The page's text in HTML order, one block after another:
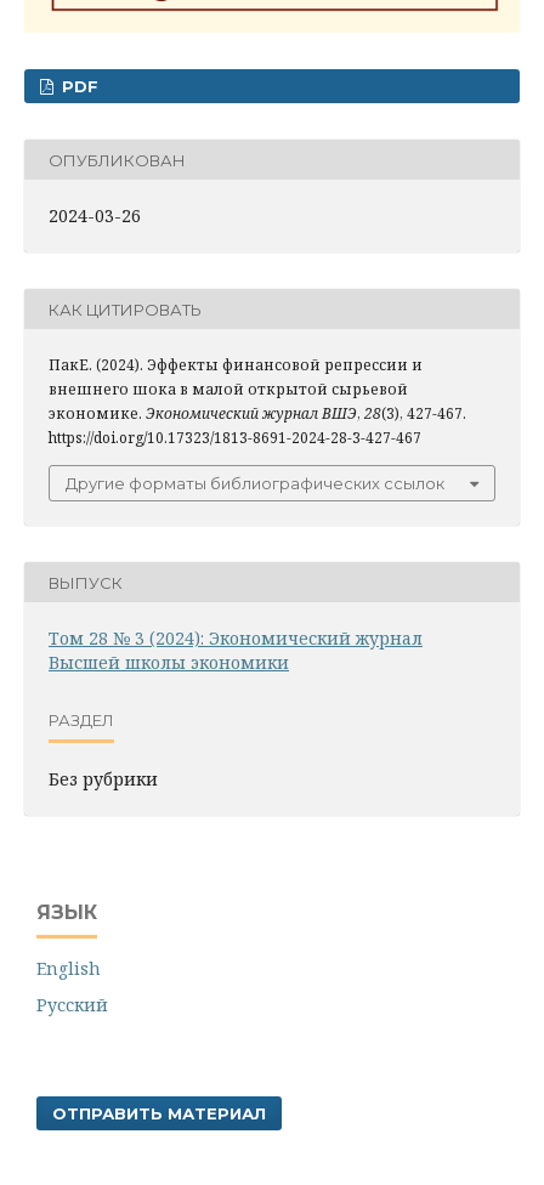
PDF
ОПУБЛИКОВАН
2024-03-26
КАК ЦИТИРОВАТЬ
ПакЕ. (2024). Эффекты финансовой репрессии и
внешнего шока в малой открытой сырьевой
экономике. Экономический журнал ВШЭ, 28(3), 427-467.
https://doi.org/10.17323/1813-8691-2024-28-3-427-467
Другие форматы библиографических ссылок
ВЫПУСК
Том 28 № 3 (2024): Экономический журнал
Высшей школы экономики
РАЗДЕЛ
Без рубрики
ЯЗЫК
English
Русский
ОТПРАВИТЬ МАТЕРИАЛ